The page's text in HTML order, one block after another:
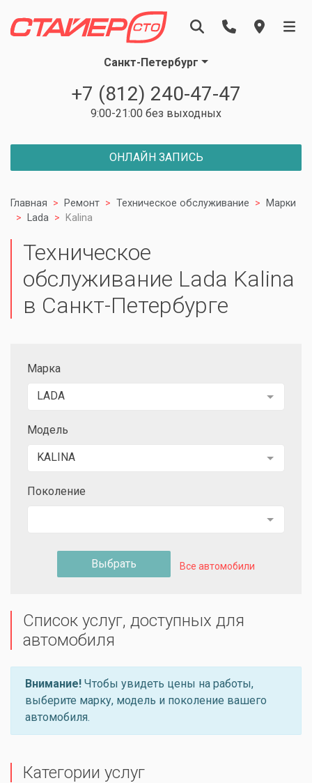
Санкт-Петербург
+7 (812) 240-47-47
9:00-21:00 без выходных
ОНЛАЙН ЗАПИСЬ
Главная Ремонт Техническое обслуживание
Марки
Lada
Kalina
Техническое
обслуживание Lada Kalina
в Санкт-Петербурге
Марка
LADA
Модель
KALINA
Поколение
Выбрать Все автомобили
Список услуг, доступных для
автомобиля
Внимание! Чтобы увидеть цены на работы,
выберите марку, модель и поколение вашего
автомобиля.
Категории услуг